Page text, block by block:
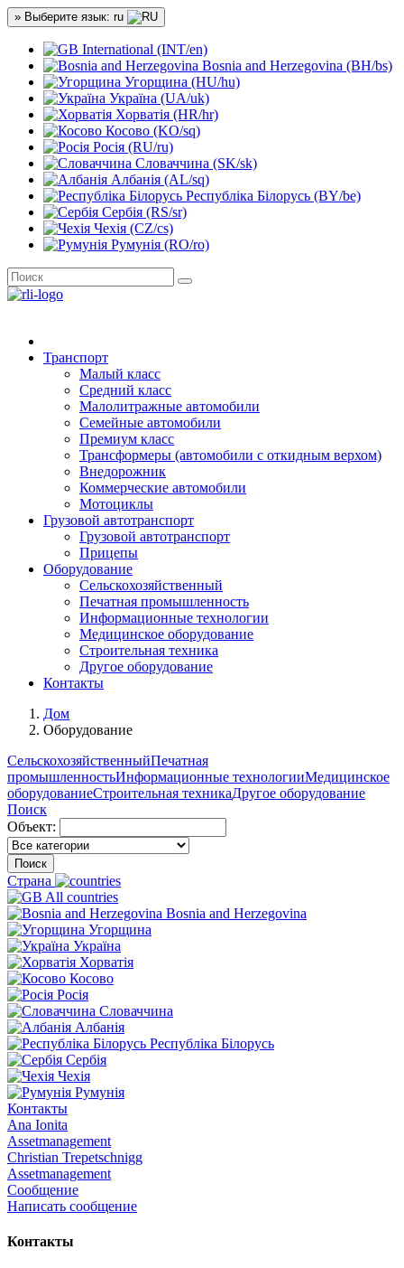
» Выберите язык: ru
International (INT/en)
Bosnia and Herzegovina (BH/bs)
Угорщина (HU/hu)
Україна (UA/uk)
Хорватія (HR/hr)
Косово (KO/sq)
Росія (RU/ru)
Словаччина (SK/sk)
Албанія (AL/sq)
Республіка Білорусь (BY/be)
Сербія (RS/sr)
Чехія (CZ/cs)
Румунія (RO/ro)
Транспорт
Малый класс
Средний класс
Малолитражные автомобили
Семейные автомобили
Премиум класс
Трансформеры (автомобили с откидным верхом)
Внедорожник
Коммерческие автомобили
Мотоциклы
Грузовой автотранспорт
Грузовой автотранспорт
Прицепы
Оборудование
Сельскохозяйственный
Печатная промышленность
Информационные технологии
Медицинское оборудование
Строительная техника
Другое оборудование
Контакты
Дом
Оборудование
СельскохозяйственныйПечатная
промышленностьИнформационные технологииМедицинское
оборудованиеСтроительная техникаДругое оборудование
Поиск
Объект:
Поиск
Страна
All countries
Bosnia and Herzegovina
Угорщина
Україна
Хорватія
Косово
Росія
Словаччина
Албанія
Республіка Білорусь
Сербія
Чехія
Румунія
Контакты
Ana Ionita
Assetmanagement
Christian Trepetschnigg
Assetmanagement
Сообщение
Написать сообщение
Контакты